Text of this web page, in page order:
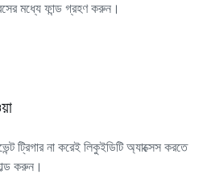
মধ্যে ফান্ড গ্রহণ করুন।
ট্রিগার না করেই লিকুইডিটি অ্যাক্সেস করতে
করুন।